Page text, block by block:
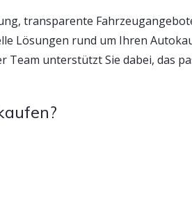
transparente
Lösungen rund um Ihren
unterstützt Sie dabei, das